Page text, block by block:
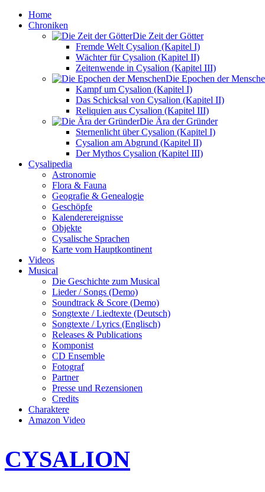
Home
Chroniken
Die Zeit der Götter
Fremde Welt Cysalion (Kapitel I)
Wächter für Cysalion (Kapitel II)
Zeitenwende in Cysalion (Kapitel III)
Die Epochen der
Kampf um Cysalion (Kapitel I)
Das Schicksal von Cysalion (Kapitel II)
Reliquien aus Cysalion (Kapitel III)
Die Ära der Gründer
Sternenlicht über Cysalion (Kapitel I)
Cysalion am Abgrund (Kapitel II)
Der Mythos Cysalion (Kapitel III)
Cysalipedia
Astronomie
Flora & Fauna
Geografie & Genealogie
Geschöpfe
Kalenderereignisse
Objekte
Cysalische Sprachen
Karte vom Hauptkontinent
Videos
Musical
Die Geschichte zum Musical
Lieder / Songs (Demo)
Soundtrack & Score (Demo)
Songtexte / Liedtexte (Deutsch)
Songtexte / Lyrics (Englisch)
Releases & Publications
Komponist
CD Ensemble
Fotograf
Partner
Presse und Rezensionen
Credits
Charaktere
Amazon Video
CYSALION